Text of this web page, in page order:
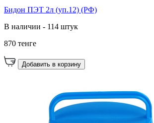
Бидон ПЭТ 2л (уп.12) (РФ)
В наличии - 114 штук
870 тенге
Добавить в корзину